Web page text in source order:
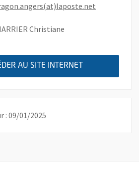
Christiane
AU SITE INTERNET , OUVRE UNE
: 09/01/2025